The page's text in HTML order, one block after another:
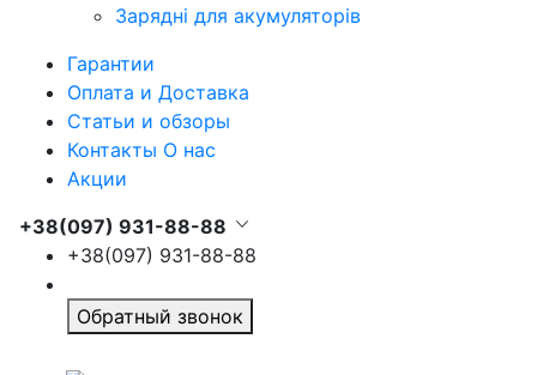
Зарядні для акумуляторів
Гарантии
Оплата и Доставка
Статьи и обзоры
Контакты О нас
Акции
+38(097) 931-88-88
+38(097) 931-88-88
Обратный звонок